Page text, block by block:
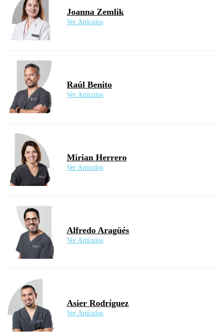
Joanna Zemlik
Ver Artículos
Raúl Benito
Ver Artículos
Mirian Herrero
Ver Artículos
Alfredo Aragüés
Ver Artículos
Asier Rodríguez
Ver Artículos